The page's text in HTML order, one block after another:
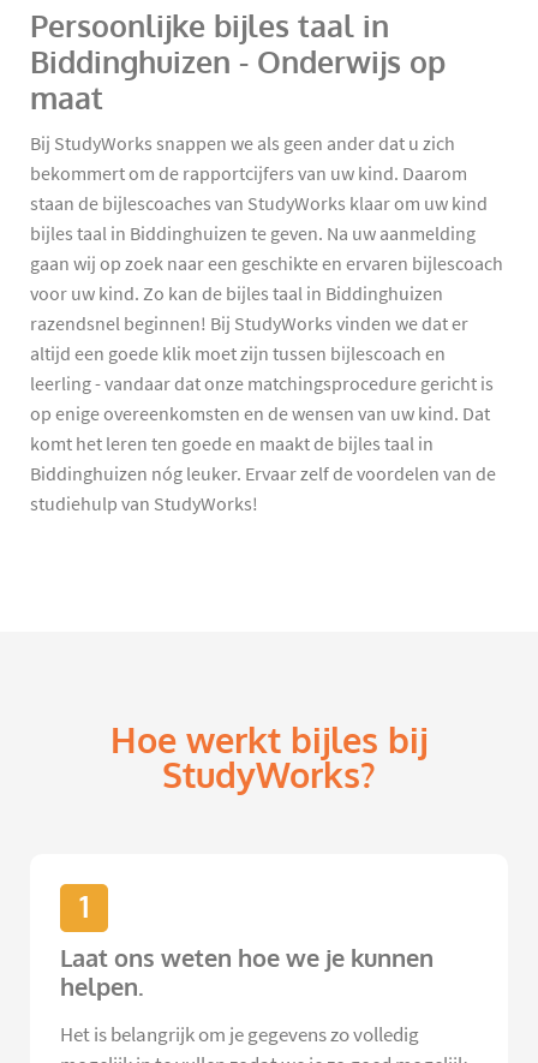
Persoonlijke bijles taal in
Biddinghuizen - Onderwijs op
maat
Bij StudyWorks snappen we als geen ander dat u zich
bekommert om de rapportcijfers van uw kind. Daarom
staan de bijlescoaches van StudyWorks klaar om uw kind
bijles taal in Biddinghuizen te geven. Na uw aanmelding
gaan wij op zoek naar een geschikte en ervaren bijlescoach
voor uw kind. Zo kan de bijles taal in Biddinghuizen
razendsnel beginnen! Bij StudyWorks vinden we dat er
altijd een goede klik moet zijn tussen bijlescoach en
leerling - vandaar dat onze matchingsprocedure gericht is
op enige overeenkomsten en de wensen van uw kind. Dat
komt het leren ten goede en maakt de bijles taal in
Biddinghuizen nóg leuker. Ervaar zelf de voordelen van de
studiehulp van StudyWorks!
Hoe werkt bijles bij
StudyWorks?
1
Laat ons weten hoe we je kunnen
helpen.
Het is belangrijk om je gegevens zo volledig